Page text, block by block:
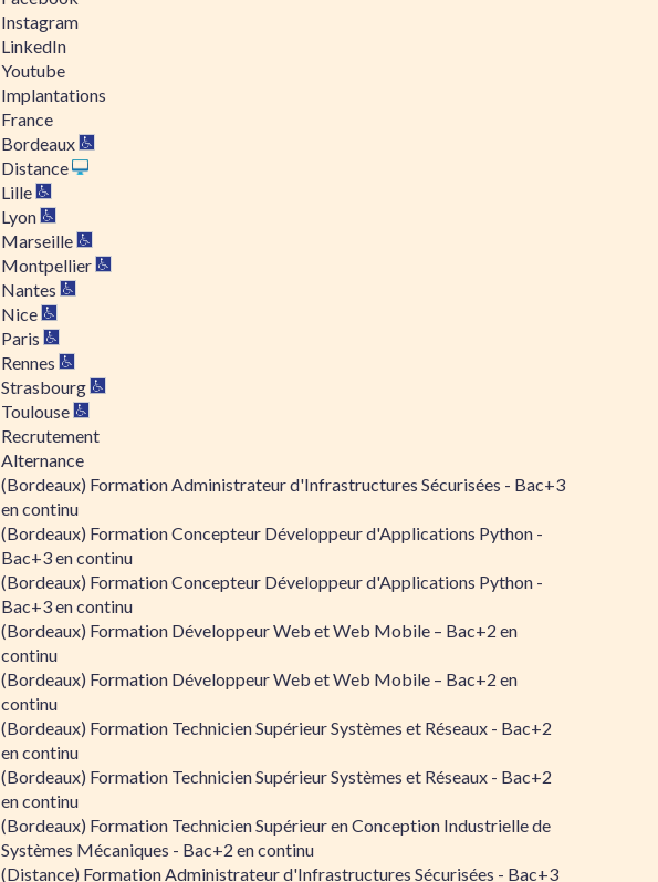
Instagram
LinkedIn
Youtube
Implantations
France
Bordeaux
Distance
Lille
Lyon
Marseille
Montpellier
Nantes
Nice
Paris
Rennes
Strasbourg
Toulouse
Recrutement
Alternance
(Bordeaux) Formation Administrateur d'Infrastructures Sécurisées - Bac+3
en continu
(Bordeaux) Formation Concepteur Développeur d'Applications Python -
Bac+3 en continu
(Bordeaux) Formation Concepteur Développeur d'Applications Python -
Bac+3 en continu
(Bordeaux) Formation Développeur Web et Web Mobile – Bac+2 en
continu
(Bordeaux) Formation Développeur Web et Web Mobile – Bac+2 en
continu
(Bordeaux) Formation Technicien Supérieur Systèmes et Réseaux - Bac+2
en continu
(Bordeaux) Formation Technicien Supérieur Systèmes et Réseaux - Bac+2
en continu
(Bordeaux) Formation Technicien Supérieur en Conception Industrielle de
Systèmes Mécaniques - Bac+2 en continu
(Distance) Formation Administrateur d'Infrastructures Sécurisées - Bac+3